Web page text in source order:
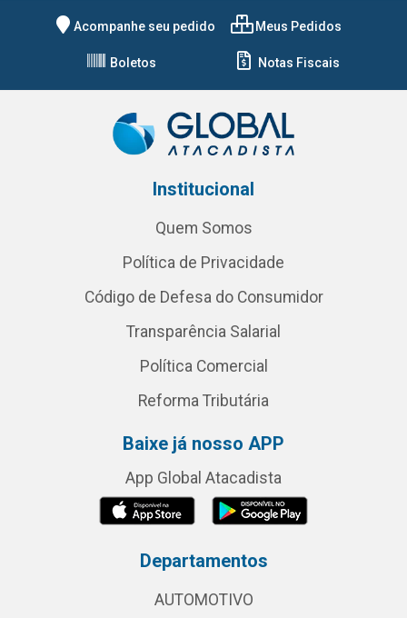
Acompanhe seu pedido Meus Pedidos
Boletos Notas Fiscais
Institucional
Quem Somos
Política de Privacidade
Código de Defesa do Consumidor
Transparência Salarial
Política Comercial
Reforma Tributária
Baixe já nosso APP
App Global Atacadista
Departamentos
AUTOMOTIVO